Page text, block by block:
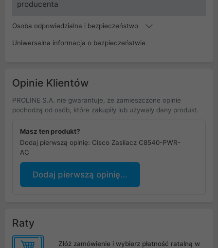
producenta
Osoba odpowiedzialna i bezpieczeństwo
Uniwersalna informacja o bezpieczeństwie
Opinie Klientów
PROLINE S.A. nie gwarantuje, że zamieszczone opinie
pochodzą od osób, które zakupiły lub używały dany produkt.
Masz ten produkt?
Dodaj pierwszą opinię: Cisco Zasilacz C8540-PWR-
AC
Dodaj pierwszą opinię...
Raty
Złóż zamówienie i wybierz płatność ratalną w